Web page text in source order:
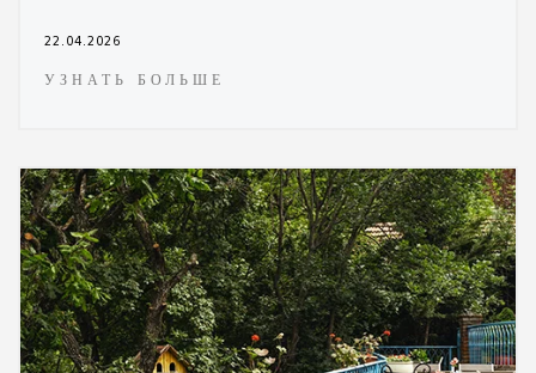
22.04.2026
УЗНАТЬ БОЛЬШЕ